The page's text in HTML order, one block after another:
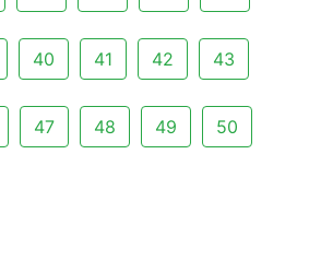
40 41 42 43
47 48 49 50